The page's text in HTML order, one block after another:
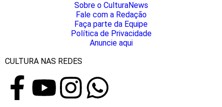
Sobre o CulturaNews
Fale com a Redação
Faça parte da Equipe
Política de Privacidade
Anuncie aqui
CULTURA NAS REDES